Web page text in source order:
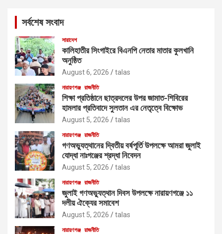
সর্বশেষ সংবাদ
সারাদেশ
কালিহাতীর সিংগাইরে বিএনপি নেতার মাতার কুলখানি
অনুষ্ঠিত
August 6, 2026 talas
নারায়ণগঞ্জ রাজনীতি
শিক্ষা প্রতিষ্ঠানে ছাত্রদলের উপর জামাত-শিবিরের
হামলার প্রতিবাদে সুলতান এর নেতৃত্বে বিক্ষোভ
August 5, 2026 talas
নারায়ণগঞ্জ রাজনীতি
গণঅভ্যুত্থানের দ্বিতীয় বর্ষপূর্তি উপলক্ষে আমরা জুলাই
যোদ্ধা নাঃগঞ্জের শ্রদ্ধা নিবেদন
August 5, 2026 talas
নারায়ণগঞ্জ রাজনীতি
জুলাই গণঅভ্যুত্থান দিবস উপলক্ষে নারায়ণগঞ্জে ১১
দলীয় ঐক্যের সমাবেশ
August 5, 2026 talas
নারায়ণগঞ্জ রাজনীতি